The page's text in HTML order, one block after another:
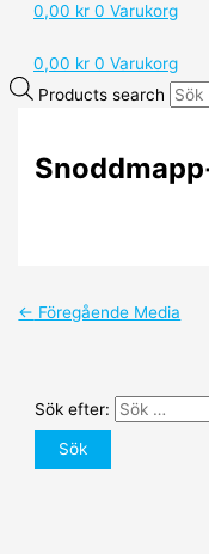
0,00 kr 0 Varukorg
0,00 kr 0 Varukorg
Products search
← Föregående Media
Sök efter: